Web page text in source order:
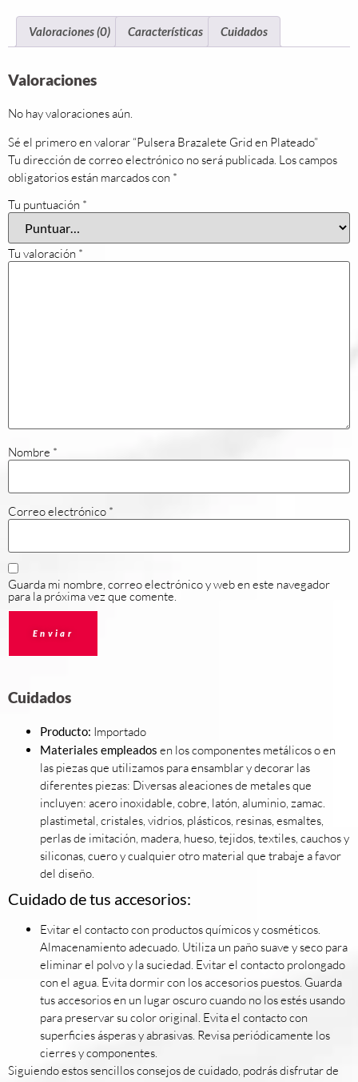
Valoraciones (0) Características Cuidados
Valoraciones
No hay valoraciones aún.
Sé el primero en valorar “Pulsera Brazalete Grid en Plateado”
Tu dirección de correo electrónico no será publicada. Los campos
obligatorios están marcados con *
Tu puntuación *
Tu valoración *
Nombre *
Correo electrónico *
Guarda mi nombre, correo electrónico y web en este navegador
para la próxima vez que comente.
Cuidados
Producto: Importado
Materiales empleados en los componentes metálicos o en
las piezas que utilizamos para ensamblar y decorar las
diferentes piezas: Diversas aleaciones de metales que
incluyen: acero inoxidable, cobre, latón, aluminio, zamac.
plastimetal, cristales, vidrios, plásticos, resinas, esmaltes,
perlas de imitación, madera, hueso, tejidos, textiles, cauchos y
siliconas, cuero y cualquier otro material que trabaje a favor
del diseño.
Cuidado de tus accesorios:
Evitar el contacto con productos químicos y cosméticos.
Almacenamiento adecuado. Utiliza un paño suave y seco para
eliminar el polvo y la suciedad. Evitar el contacto prolongado
con el agua. Evita dormir con los accesorios puestos. Guarda
tus accesorios en un lugar oscuro cuando no los estés usando
para preservar su color original. Evita el contacto con
superficies ásperas y abrasivas. Revisa periódicamente los
cierres y componentes.
Siguiendo estos sencillos consejos de cuidado, podrás disfrutar de